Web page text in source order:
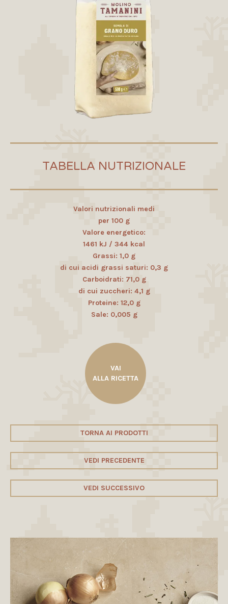
TABELLA NUTRIZIONALE
Valori nutrizionali medi
per 100 g
Valore energetico:
1461 kJ / 344 kcal
Grassi: 1,0 g
di cui acidi grassi saturi: 0,3 g
Carboidrati: 71,0 g
di cui zuccheri: 4,1 g
Proteine: 12,0 g
Sale: 0,005 g
VAI
ALLA RICETTA
TORNA AI PRODOTTI
VEDI PRECEDENTE
VEDI SUCCESSIVO